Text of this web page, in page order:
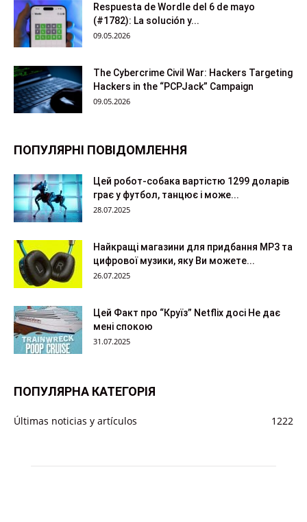
Respuesta de Wordle del 6 de mayo
(#1782): La solución y...
09.05.2026
The Cybercrime Civil War: Hackers Targeting
Hackers in the “PCPJack” Campaign
09.05.2026
ПОПУЛЯРНІ ПОВІДОМЛЕННЯ
Цей робот-собака вартістю 1299 доларів
грає у футбол, танцює і може...
28.07.2025
Найкращі магазини для придбання MP3 та
цифрової музики, яку Ви можете...
26.07.2025
Цей Факт про “Круїз” Netflix досі Не дає
мені спокою
31.07.2025
ПОПУЛЯРНА КАТЕГОРІЯ
Últimas noticias y artículos 1222